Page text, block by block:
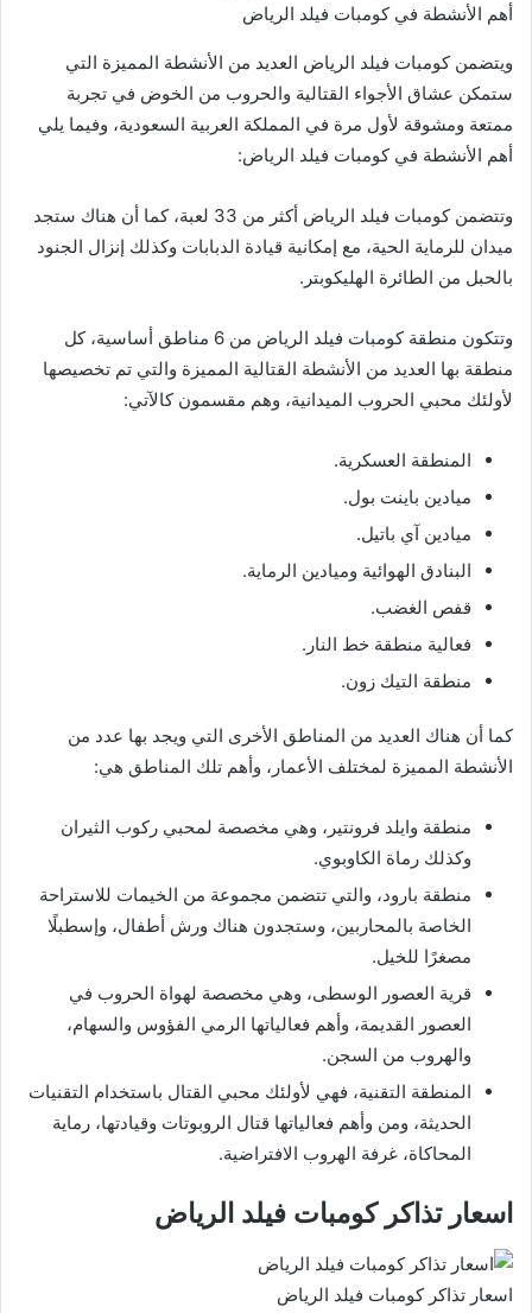
أهم الأنشطة في كومبات فيلد الرياض
ويتضمن كومبات فيلد الرياض العديد من الأنشطة المميزة التي
ستمكن عشاق الأجواء القتالية والحروب من الخوض في تجربة
ممتعة ومشوقة لأول مرة في المملكة العربية السعودية، وفيما يلي
أهم الأنشطة في كومبات فيلد الرياض:
وتتضمن كومبات فيلد الرياض أكثر من 33 لعبة، كما أن هناك ستجد
ميدان للرماية الحية، مع إمكانية قيادة الدبابات وكذلك إنزال الجنود
بالحبل من الطائرة الهليكوبتر.
وتتكون منطقة كومبات فيلد الرياض من 6 مناطق أساسية، كل
منطقة بها العديد من الأنشطة القتالية المميزة والتي تم تخصيصها
لأولئك محبي الحروب الميدانية، وهم مقسمون كالآتي:
المنطقة العسكرية.
ميادين باينت بول.
ميادين آي باتيل.
البنادق الهوائية وميادين الرماية.
قفص الغضب.
فعالية منطقة خط النار.
منطقة التيك زون.
كما أن هناك العديد من المناطق الأخرى التي ويجد بها عدد من
الأنشطة المميزة لمختلف الأعمار، وأهم تلك المناطق هي:
منطقة وايلد فرونتير، وهي مخصصة لمحبي ركوب الثيران
وكذلك رماة الكاوبوي.
منطقة بارود، والتي تتضمن مجموعة من الخيمات للاستراحة
الخاصة بالمحاربين، وستجدون هناك ورش أطفال، وإسطبلًا
مصغرًا للخيل.
قرية العصور الوسطى، وهي مخصصة لهواة الحروب في
العصور القديمة، وأهم فعالياتها الرمي الفؤوس والسهام،
والهروب من السجن.
المنطقة التقنية، فهي لأولئك محبي القتال باستخدام التقنيات
الحديثة، ومن وأهم فعالياتها قتال الروبوتات وقيادتها، رماية
المحاكاة، غرفة الهروب الافتراضية.
اسعار تذاكر كومبات فيلد الرياض
اسعار تذاكر كومبات فيلد الرياض